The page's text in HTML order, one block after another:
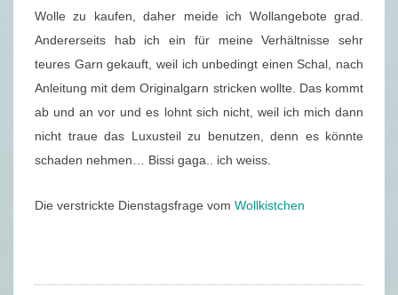
N
S
T
A
G
S
F
A
Wolle zu kaufen, daher meide ich Wollangebote grad.
Andererseits hab ich ein für meine Verhältnisse sehr
teures Garn gekauft, weil ich unbedingt einen Schal, nach
Anleitung mit dem Originalgarn stricken wollte. Das kommt
ab und an vor und es lohnt sich nicht, weil ich mich dann
nicht traue das Luxusteil zu benutzen, denn es könnte
schaden nehmen… Bissi gaga.. ich weiss.
Die verstrickte Dienstagsfrage vom Wollkistchen